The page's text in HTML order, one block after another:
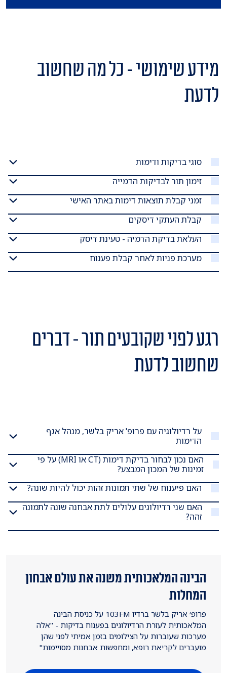
מידע שימושי - כל מה שחשוב
לדעת
סוגי בדיקות ודימות
זימון תור לבדיקות הדמייה
זמני קבלת תוצאות דימות באתר האישי
קבלת העתקי דיסקים
העלאת בדיקת הדמיה - טעינת דיסק
מערכת פניות לאחר קבלת פענוח
רגע לפני שקובעים תור - דברים
שחשוב לדעת
על רדיולוגיה עם פרופ' אריק בלשר, מנהל אגף
הדימות
האם נכון לבחור בדיקת דימות (CT או MRI) על פי
זמינות של המכון המבצע?
האם פיענוח של שתי תמונות זהות יכול להיות שונה?
האם שני רדיולוגים עלולים לתת אבחנה שונה לתמונה
זהה?
הבינה המלאכותית משנה את עולם אבחון
המחלות
פרופ׳ אריק בלשר ברדיו 103FM על כניסת הבינה
המלאכותית לעזרת הרדיולוגים בפענוח בדיקות - "אלה
מערכות שעוברות על הצילומים בזמן אמיתי לפני שהן
מועברים לקריאת רופא, ומחפשות אבחנות מסויימות"